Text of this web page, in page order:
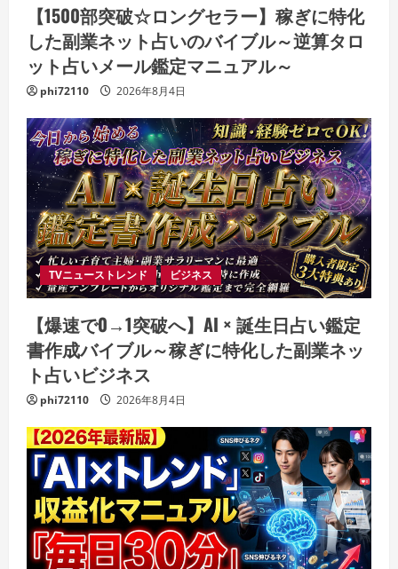
【1500部突破☆ロングセラー】稼ぎに特化
した副業ネット占いのバイブル～逆算タロ
ット占いメール鑑定マニュアル～
phi72110 2026年8月4日
TVニューストレンド ビジネス
【爆速で0→1突破へ】AI × 誕生日占い鑑定
書作成バイブル～稼ぎに特化した副業ネッ
ト占いビジネス
phi72110 2026年8月4日